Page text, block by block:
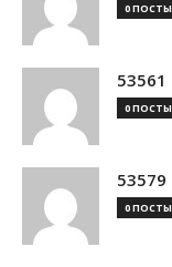
0 ПОСТЫ
53561
0 ПОСТЫ
53579
0 ПОСТЫ